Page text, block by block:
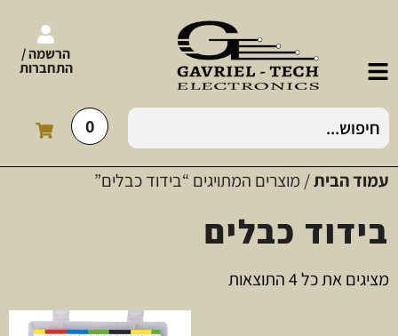
הרשמה /
התחברות
0
עמוד הבית/ מוצרים המתויגים “בידוד כבלים”
בידוד כבלים
מציגים את כל ⁦4⁩ התוצאות